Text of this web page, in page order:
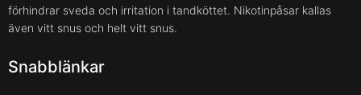
förhindrar sveda och irritation i tandköttet. Nikotinpåsar kallas
även vitt snus och helt vitt snus.
Snabblänkar